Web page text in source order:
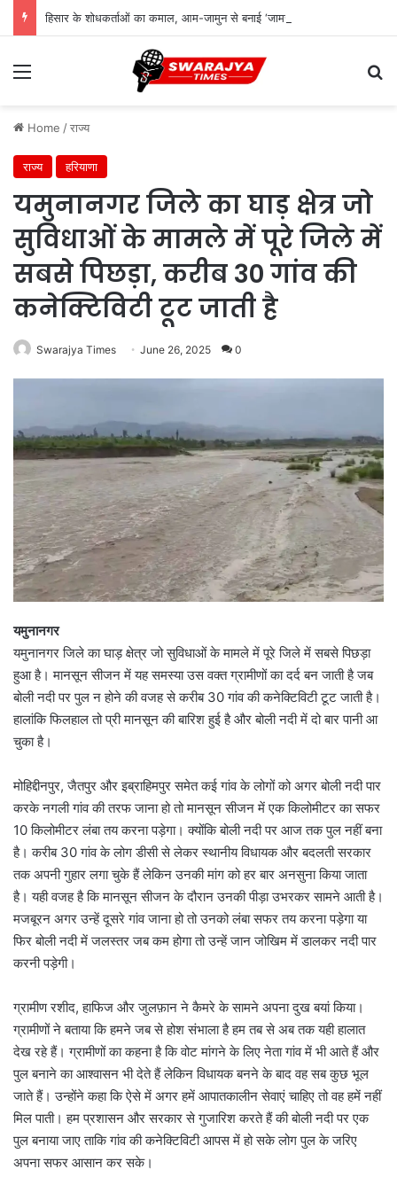
Menu
Home /राज्य
राज्य हरियाणा
यमुनानगर जिले का घाड़ क्षेत्र जो
सुविधाओं के मामले में पूरे जिले में
सबसे पिछड़ा, करीब 30 गांव की
कनेक्टिविटी टूट जाती है
Swarajya Times June 26, 2025 0
यमुनानगर
यमुनानगर जिले का घाड़ क्षेत्र जो सुविधाओं के मामले में पूरे जिले में सबसे पिछड़ा
हुआ है। मानसून सीजन में यह समस्या उस वक्त ग्रामीणों का दर्द बन जाती है जब
बोली नदी पर पुल न होने की वजह से करीब 30 गांव की कनेक्टिविटी टूट जाती है।
हालांकि फिलहाल तो प्री मानसून की बारिश हुई है और बोली नदी में दो बार पानी आ
चुका है।
मोहिद्दीनपुर, जैतपुर और इब्राहिमपुर समेत कई गांव के लोगों को अगर बोली नदी पार
करके नगली गांव की तरफ जाना हो तो मानसून सीजन में एक किलोमीटर का सफर
10 किलोमीटर लंबा तय करना पड़ेगा। क्योंकि बोली नदी पर आज तक पुल नहीं बना
है। करीब 30 गांव के लोग डीसी से लेकर स्थानीय विधायक और बदलती सरकार
तक अपनी गुहार लगा चुके हैं लेकिन उनकी मांग को हर बार अनसुना किया जाता
है। यही वजह है कि मानसून सीजन के दौरान उनकी पीड़ा उभरकर सामने आती है।
मजबूरन अगर उन्हें दूसरे गांव जाना हो तो उनको लंबा सफर तय करना पड़ेगा या
फिर बोली नदी में जलस्तर जब कम होगा तो उन्हें जान जोखिम में डालकर नदी पार
करनी पड़ेगी।
ग्रामीण रशीद, हाफिज और जुलफ़ान ने कैमरे के सामने अपना दुख बयां किया।
ग्रामीणों ने बताया कि हमने जब से होश संभाला है हम तब से अब तक यही हालात
देख रहे हैं। ग्रामीणों का कहना है कि वोट मांगने के लिए नेता गांव में भी आते हैं और
पुल बनाने का आश्वासन भी देते हैं लेकिन विधायक बनने के बाद वह सब कुछ भूल
जाते हैं। उन्होंने कहा कि ऐसे में अगर हमें आपातकालीन सेवाएं चाहिए तो वह हमें नहीं
मिल पाती। हम प्रशासन और सरकार से गुजारिश करते हैं की बोली नदी पर एक
पुल बनाया जाए ताकि गांव की कनेक्टिविटी आपस में हो सके लोग पुल के जरिए
अपना सफर आसान कर सके।